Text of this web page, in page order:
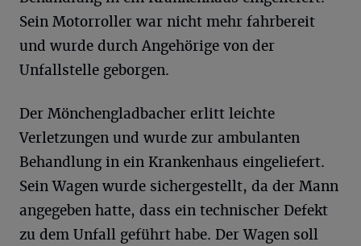
Sein Motorroller war nicht mehr fahrbereit
und wurde durch Angehörige von der
Unfallstelle geborgen.
Der Mönchengladbacher erlitt leichte
Verletzungen und wurde zur ambulanten
Behandlung in ein Krankenhaus eingeliefert.
Sein Wagen wurde sichergestellt, da der Mann
angegeben hatte, dass ein technischer Defekt
zu dem Unfall geführt habe. Der Wagen soll